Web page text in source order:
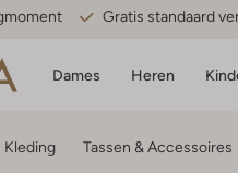
Gratis standaard
Dames Heren
Kleding Tassen & Accessoires